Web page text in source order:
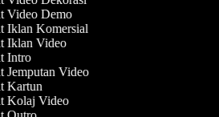
Video Demo
Iklan Komersial
Iklan Video
Intro
Jemputan Video
Kartun
Kolaj Video